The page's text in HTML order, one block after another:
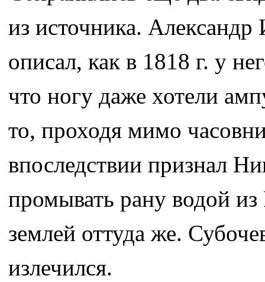
из источника.
описал, как в 1818 г. у
что ногу даже хотели
то, проходя мимо
впоследствии признал
промывать рану водой
землей оттуда же.
излечился.